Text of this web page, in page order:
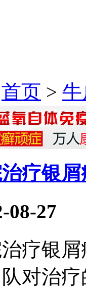
首页 >
疗银屑
08-27
疗银
对治